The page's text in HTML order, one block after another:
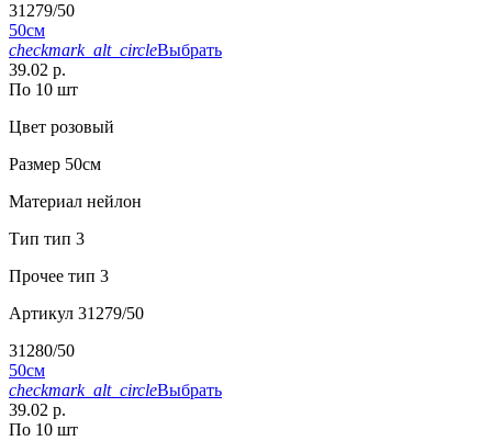
31279/50
50см
checkmark_alt_circleВыбрать
39.02 р.
По 10 шт
Цвет розовый
Размер 50см
Материал нейлон
Тип тип 3
Прочее тип 3
Артикул 31279/50
31280/50
50см
checkmark_alt_circleВыбрать
39.02 р.
По 10 шт